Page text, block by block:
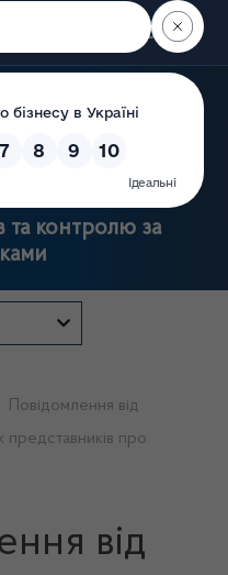
Пошук
України
та контролю за
Повідомлення від
представників про
від